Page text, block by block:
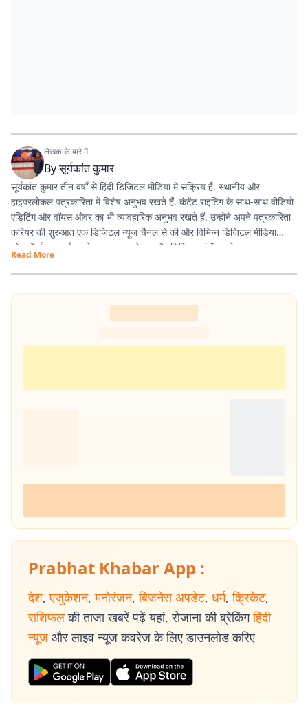
लेखक के बारे में
Byसूर्यकांत कुमार
सूर्यकांत कुमार तीन वर्षों से हिंदी डिजिटल मीडिया में सक्रिय हैं. स्थानीय और
हाइपरलोकल पत्रकारिता में विशेष अनुभव रखते हैं. कंटेंट राइटिंग के साथ-साथ वीडियो
एडिटिंग और वॉयस ओवर का भी व्यावहारिक अनुभव रखते हैं. उन्होंने अपने पत्रकारिता
करियर की शुरुआत एक डिजिटल न्यूज चैनल से की और विभिन्न डिजिटल मीडिया
प्लेटफॉर्म्स पर कार्य करते हुए समाचार लेखन और डिजिटल कंटेंट प्रोडक्शन का अनुभव
हासिल किया है. इसके अलावा खेल और मनोरंजन से जुड़ी खबरों में भी विशेष रुचि रखते
हैं.
Read More
Prabhat Khabar App :
देश, एजुकेशन, मनोरंजन, बिजनेस अपडेट, धर्म, क्रिकेट,
राशिफल की ताजा खबरें पढ़ें यहां. रोजाना की ब्रेकिंग हिंदी
न्यूज और लाइव न्यूज कवरेज के लिए डाउनलोड करिए